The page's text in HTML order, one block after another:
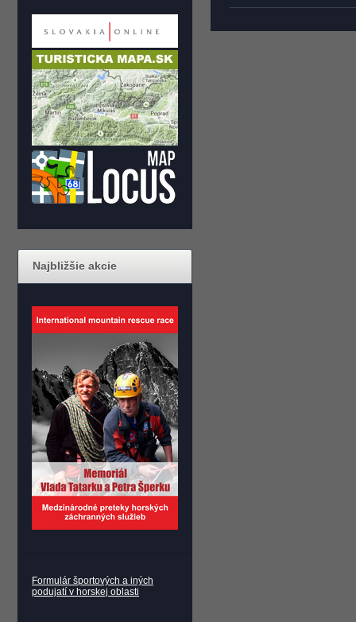
Najbližšie akcie
Formulár športových a iných
podujatí v horskej oblasti